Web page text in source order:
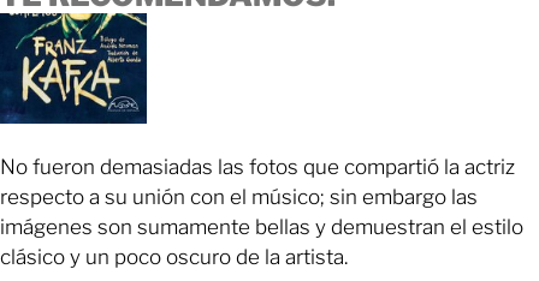
No fueron demasiadas las fotos que compartió la actriz
respecto a su unión con el músico; sin embargo las
imágenes son sumamente bellas y demuestran el estilo
clásico y un poco oscuro de la artista.